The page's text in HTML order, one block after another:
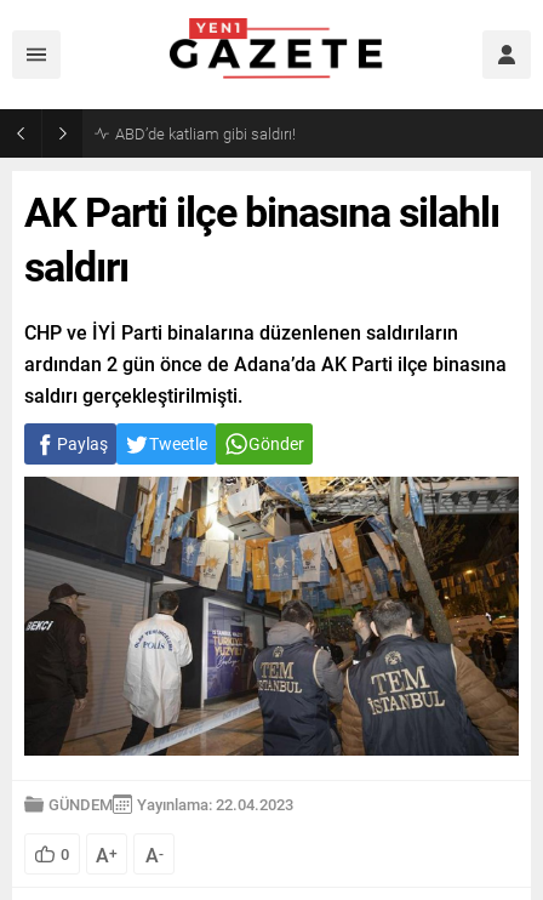
Akaryakıtta indirim bekleyenlere kötü haber!
AK Parti ilçe binasına silahlı
saldırı
CHP ve İYİ Parti binalarına düzenlenen saldırıların
ardından 2 gün önce de Adana’da AK Parti ilçe binasına
saldırı gerçekleştirilmişti.
Paylaş Tweetle Gönder
GÜNDEM Yayınlama: 22.04.2023
0 A+ A-